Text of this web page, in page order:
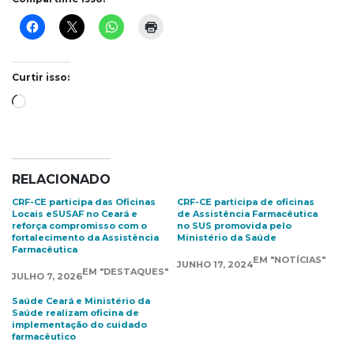
Curtir isso:
Carregando...
RELACIONADO
CRF-CE participa das Oficinas
Locais eSUSAF no Ceará e
reforça compromisso com o
fortalecimento da Assistência
Farmacêutica
JULHO 7, 2026EM "DESTAQUES"
CRF-CE participa de oficinas
de Assistência Farmacêutica
no SUS promovida pelo
Ministério da Saúde
JUNHO 17, 2024EM "NOTÍCIAS"
Saúde Ceará e Ministério da
Saúde realizam oficina de
implementação do cuidado
farmacêutico